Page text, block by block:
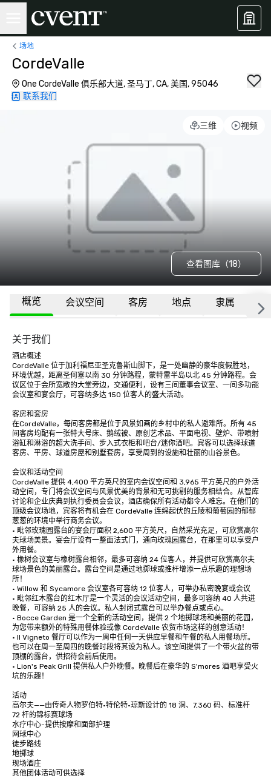
场地
CordeValle
One CordeValle 俱乐部大道, 圣马丁, CA, 美国, 95046
联系我们
三维 视频
查看图库（18）
概览 会议空间 客房 地点 隶属 更
关于我们
酒店概述
CordeValle 位于加利福尼亚圣克鲁斯山脚下，是一处幽静的豪华度假胜地，
环境优越，距离圣何塞以南 30 分钟路程，蒙特雷半岛以北 45 分钟路程。会
议区位于会所宽敞的大堂旁边，交通便利，设有三间董事会议室、一间多功能
会议室和宴会厅，可容纳多达 150 位客人的盛大活动。
客房和套房
在CordeValle，每间客房都是位于风景如画的乡村中的私人避难所。所有 45
间客房均配有一张特大号床、鹅绒被、原创艺术品、平面电视、壁炉、带喷射
浴缸和淋浴的超大洗手间、步入式衣柜和吧台/迷你酒吧。宾客可以选择球道
客房、平房、球道房屋和别墅套房，享受周到的设施和壮丽的山谷景色。
会议和活动空间
CordeValle 提供 4,400 平方英尺的室内会议空间和 3,965 平方英尺的户外活
动空间，专门将会议空间与风景优美的背景和无可挑剔的服务相结合。从智库
讨论和企业庆典到执行委员会会议，酒店确保所有活动都令人难忘。在他们的
顶级会议场地，宾客将有机会在 CordeValle 连绵起伏的丘陵和葡萄园的郁郁
葱葱的环境中举行商务会议。
• 毗邻玫瑰园露台的宴会厅面积 2,600 平方英尺，自然采光充足，可欣赏高尔
夫球场美景。宴会厅设有一整面法式门，通向玫瑰园露台，在那里可以享受户
外用餐。
• 橡树会议室与橡树露台相邻，最多可容纳 24 位客人，并提供可欣赏高尔夫
球场景色的美丽露台。露台空间是通过地掷球或推杆增添一点乐趣的理想场
所！
• Willow 和 Sycamore 会议室各可容纳 12 位客人，可举办私密晚宴或会议
• 毗邻红木露台的红木厅是一个灵活的会议活动空间，最多可容纳 40 人共进
晚餐，可容纳 25 人的会议。私人封闭式露台可以举办餐点或点心。
• Bocce Garden 是一个全新的活动空间，提供 2 个地掷球场和美丽的花园，
为您带来额外的特殊用餐体验或像 CordeValle 农贸市场这样的创意活动！
• Il Vigneto 餐厅可以作为一周中任何一天供应早餐和午餐的私人用餐场所。
也可以在周一至周四的晚餐时段将其设为私人。该空间提供了一个带火盆的带
顶棚的露台，供招待会前后使用。
• Lion's Peak Grill 提供私人户外晚餐。晚餐后在豪华的 S'mores 酒吧享受火
坑的乐趣！
活动
高尔夫——由传奇人物罗伯特·特伦特·琼斯设计的 18 洞、7,360 码、标准杆
72 杆的锦标赛球场
水疗中心-提供按摩和面部护理
网球中心
徒步路线
地掷球
现场酒庄
其他团体活动可供选择